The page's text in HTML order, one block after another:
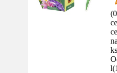
(0
ks
l(